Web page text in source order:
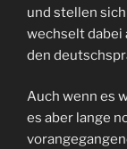
und stellen
wechselt dabei
den
Auch wenn es
es aber lange